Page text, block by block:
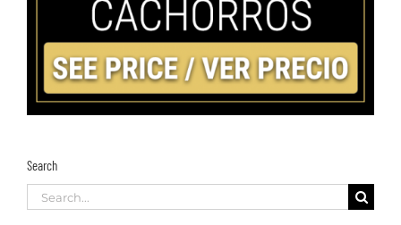
Search
Search
for: